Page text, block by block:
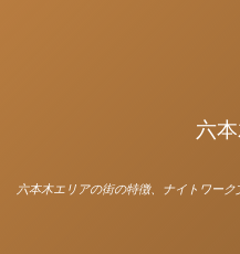
六
六本木エリアの街の特徴、ナイトワー